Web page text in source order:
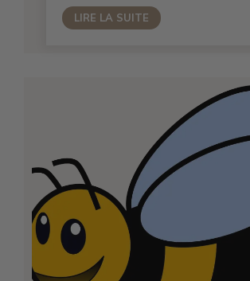
LIRE LA SUITE